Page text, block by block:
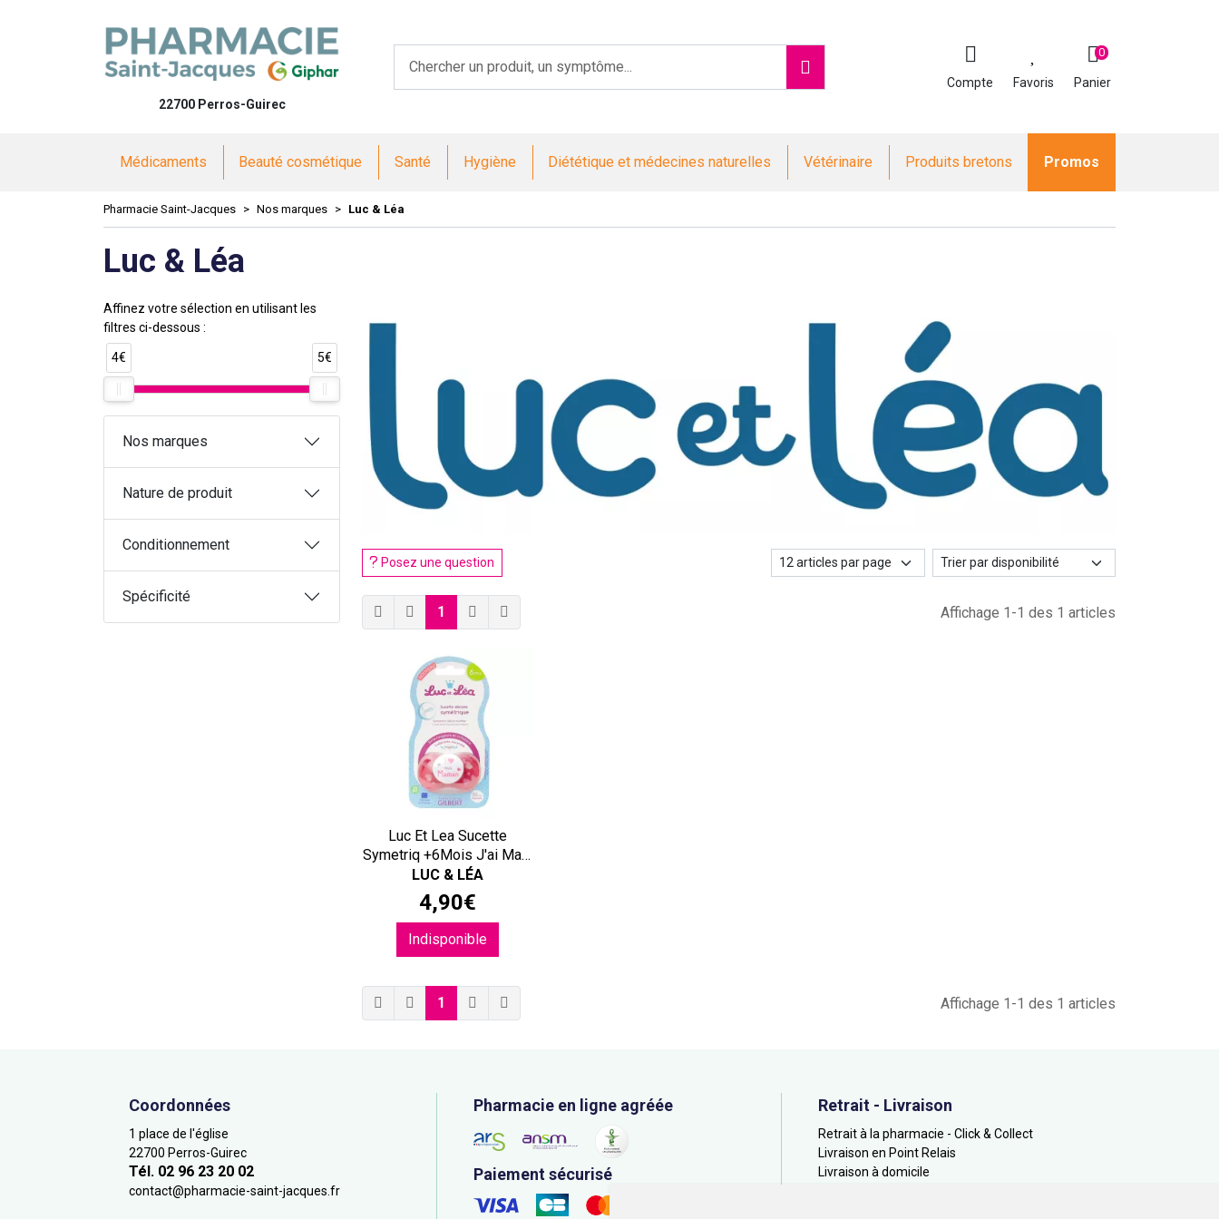
22700 Perros-Guirec
Compte Favoris Panier
0
Médicaments Beauté cosmétique Santé Hygiène Diététique et médecines naturelles Vétérinaire Produits bretons Promos
Pharmacie Saint-Jacques Nos marques Luc & Léa
Luc & Léa
Posez une question
Affichage 1-1 des 1 articles
1
Luc Et Lea Sucette
Symetriq +6Mois J'ai Mam
1
LUC & LÉA
4,90€
Indisponible
Affichage 1-1 des 1 articles
1
Affinez votre sélection en utilisant les
filtres ci-dessous :
4€ 5€
Nos marques
Nature de produit
Conditionnement
Spécificité
Coordonnées
1 place de l'église
22700 Perros-Guirec
Tél. 02 96 23 20 02
contact@pharmacie-saint-jacques.fr
Pharmacie en ligne agréée
Paiement sécurisé
Retrait - Livraison
Retrait à la pharmacie - Click & Collect
Livraison en Point Relais
Livraison à domicile